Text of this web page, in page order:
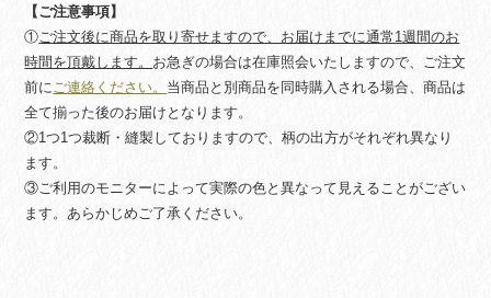
レ
quantity
【ご注意事項】
① ご注文後に商品を取り寄せますので、お届けまでに通常1週間のお
時間を頂戴します。 お急ぎの場合は在庫照会いたしますので、ご注文
前に ご連絡ください。 当商品と別商品を同時購入される場合、商品は
全て揃った後のお届けとなります。
②1つ1つ裁断・縫製しておりますので、柄の出方がそれぞれ異なり
ます。
③ご利用のモニターによって実際の色と異なって見えることがござい
ます。あらかじめご了承ください。